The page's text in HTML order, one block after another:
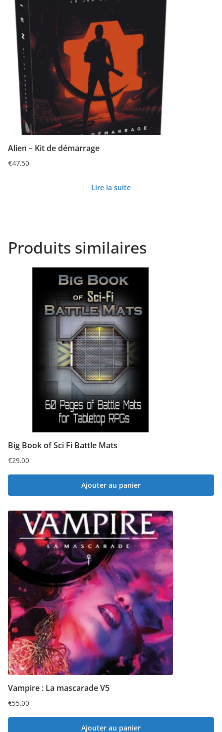
Alien – Kit de démarrage
€47.50
Lire la suite
Produits similaires
Big Book of Sci Fi Battle Mats
€29.00
Ajouter au panier
Vampire : La mascarade V5
€55.00
Ajouter au panier